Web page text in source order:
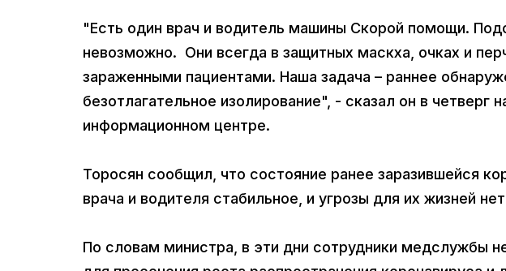
"Есть один врач и водитель машины Скорой помощи.
невозможно. Они всегда в защитных маскха, очках и
зараженными пациентами. Наша задача – раннее
безотлагательное изолирование", - сказал он в четверг
информационном центре.
Торосян сообщил, что состояние ранее заразившейся
врача и водителя стабильное, и угрозы для их жизней
По словам министра, в эти дни сотрудники медслужбы